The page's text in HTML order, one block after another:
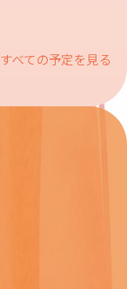
すべての予定を見る